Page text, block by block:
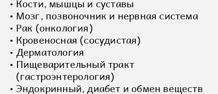
Мозг, позвоночник и нервная система
Рак (онкология)
Кровеносная (сосудистая)
Дерматология
Пищеварительный тракт
(гастроэнтерология)
Эндокринный, диабет и обмен веществ